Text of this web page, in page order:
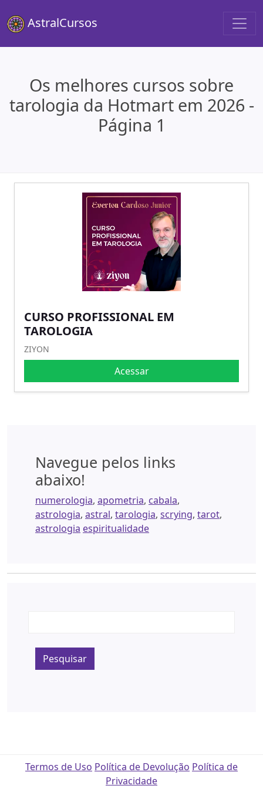
AstralCursos
Os melhores cursos sobre
tarologia da Hotmart em 2026 -
Página 1
CURSO PROFISSIONAL EM
TAROLOGIA
ZIYON
Acessar
Navegue pelos links
abaixo!
numerologia, apometria, cabala,
astrologia, astral, tarologia, scrying, tarot,
astrologia espiritualidade
Pesquisar
Termos de Uso Política de Devolução Política de
Privacidade